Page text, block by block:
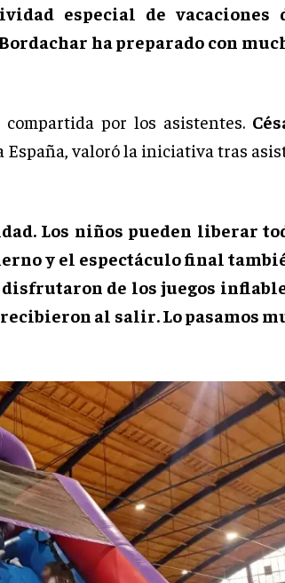
especial de vacaciones
ha preparado con
por los asistentes.
España, valoró la iniciativa tras
Los niños pueden liberar
y el espectáculo final
de los juegos
al salir. Lo pasamos